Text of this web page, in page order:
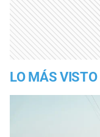
LO MÁS VISTO